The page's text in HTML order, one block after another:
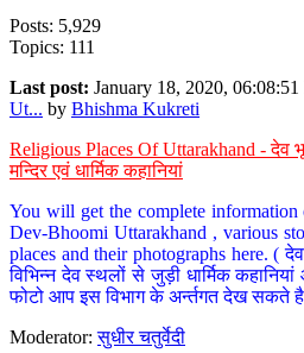
Posts: 5,929
Topics: 111
Last post: January 18, 2020,
Ut... by Bhishma Kukreti
Religious Places Of Uttarakhand - देव
मन्दिर एवं धार्मिक कहानियां
You will get the complete
Dev-Bhoomi Uttarakhand , various
places and their photographs here. (
विभिन्न देव स्थलों से जुड़ी धार्मिक
फोटो आप इस विभाग के अर्न्तगत देख सकते
Moderator:सुधीर चतुर्वेदी